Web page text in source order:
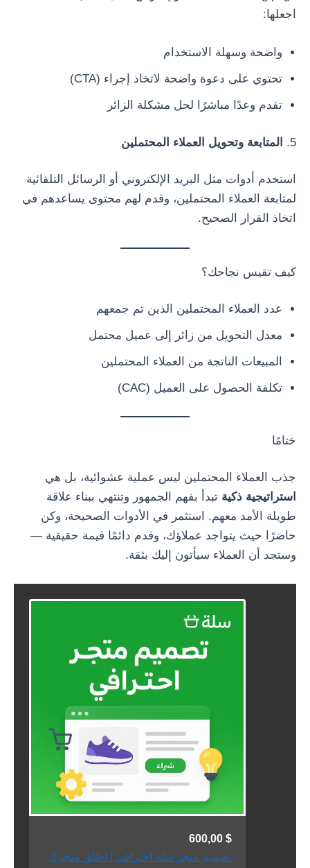
اجعلها:
واضحة وسهلة الاستخدام
تحتوي على دعوة واضحة لاتخاذ إجراء (CTA)
تقدم وعدًا مباشرًا لحل مشكلة الزائر
5. المتابعة وتحويل العملاء المحتملين
استخدم أدوات مثل البريد الإلكتروني أو الرسائل التلقائية
لمتابعة العملاء المحتملين، وقدم لهم محتوى يساعدهم في
اتخاذ القرار الصحيح.
كيف تقيس نجاحك؟
عدد العملاء المحتملين الذين تم جمعهم
معدل التحويل من زائر إلى عميل محتمل
المبيعات الناتجة من العملاء المحتملين
تكلفة الحصول على العميل (CAC)
ختامًا
جذب العملاء المحتملين ليس عملية عشوائية، بل هي
استراتيجية ذكية تبدأ بفهم الجمهور وتنتهي ببناء علاقة
طويلة الأمد معهم. استثمر في الأدوات الصحيحة، وكن
حاضرًا حيث يتواجد عملاؤك، وقدم دائمًا قيمة حقيقية —
وستجد أن العملاء سيأتون إليك بثقة.
600,00 $
تصميم متجر سلة احترافي | اطلق متجرك